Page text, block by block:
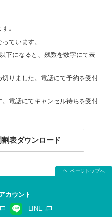
。
ています。
下になると、残数を数字にて表
切りました。電話にて予約を受付
。電話にてキャンセル待ちを受付
表ダウンロード
ページトップへ
カウント
LINE